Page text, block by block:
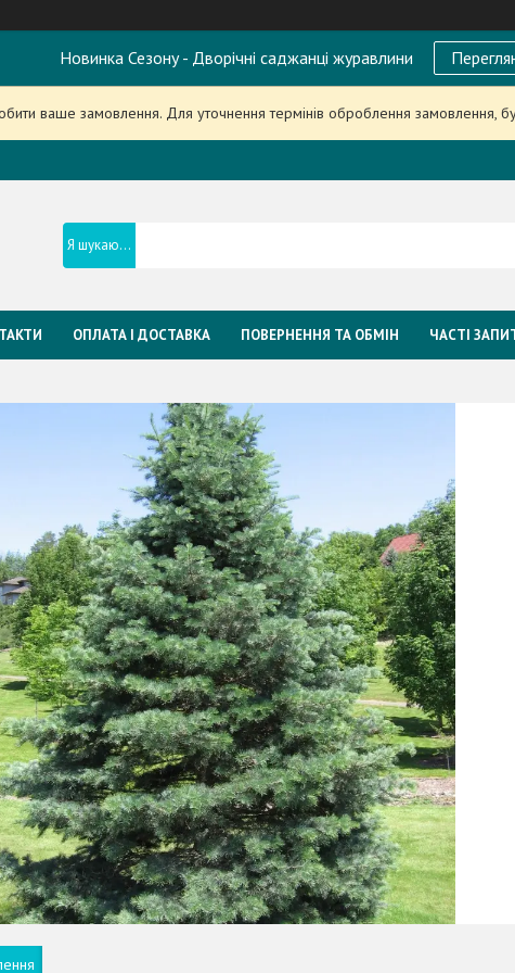
Новинка Сезону - Дворічні саджанці журавлини
ваше замовлення. Для уточнення термінів оброблення замовлення,
ОПЛАТА І ДОСТАВКА ПОВЕРНЕННЯ ТА ОБМІН ЧАСТІ